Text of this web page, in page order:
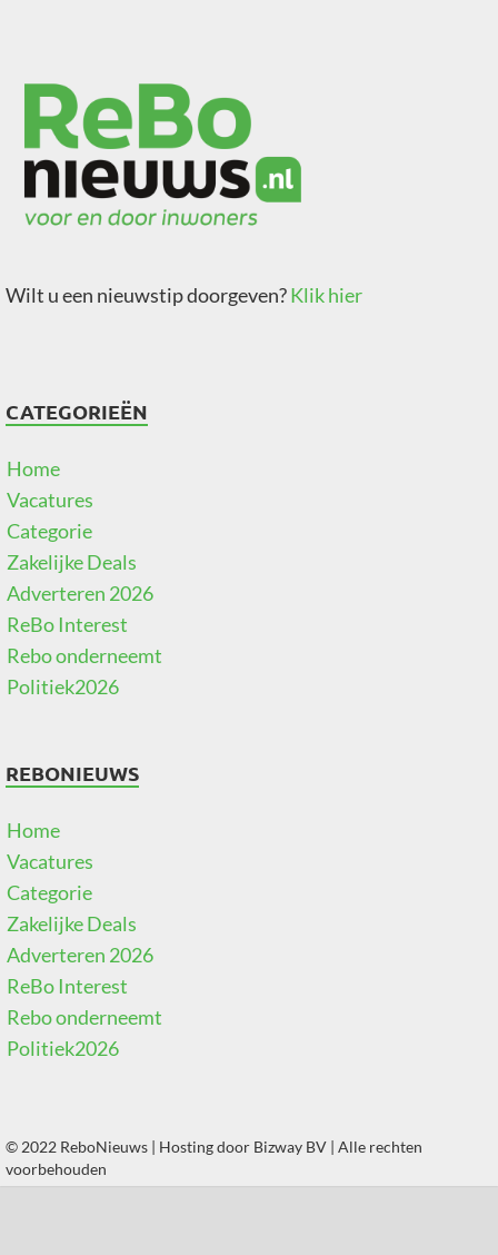
Wilt u een nieuwstip doorgeven?Klik hier
CATEGORIEËN
Home
Vacatures
Categorie
Zakelijke Deals
Adverteren 2026
ReBo Interest
Rebo onderneemt
Politiek2026
REBONIEUWS
Home
Vacatures
Categorie
Zakelijke Deals
Adverteren 2026
ReBo Interest
Rebo onderneemt
Politiek2026
© 2022 ReboNieuws | Hosting door Bizway BV | Alle rechten
voorbehouden